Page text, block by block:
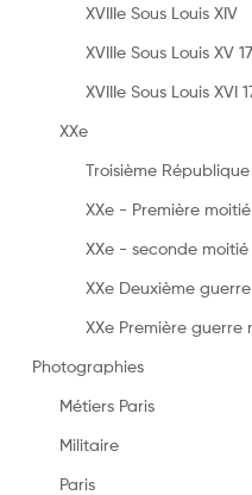
XVIIIe Sous Louis XIV
XVIIIe Sous Louis XV
XVIIIe Sous Louis XVI
XXe
Troisième République
XXe - Première
XXe - seconde
XXe Deuxième
XXe Première guerre
Photographies
Métiers Paris
Militaire
Paris